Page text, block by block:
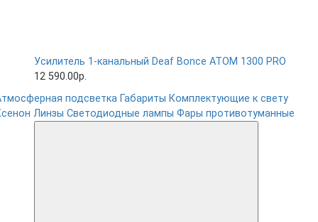
Усилитель 1-канальный Deaf Bonce ATOM 1300 PRO
12 590.00р.
подсветка Габариты Комплектующие к свету
Линзы Светодиодные лампы Фары противотуманные